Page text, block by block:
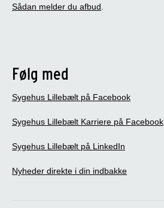
Sådan melder du afbud.
Følg med
Sygehus Lillebælt på Facebook
Sygehus Lillebælt Karriere på Facebook
Sygehus Lillebælt på LinkedIn
Nyheder direkte i din indbakke